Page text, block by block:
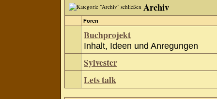
Archiv
Foren
Buchprojekt
Inhalt, Ideen und Anregungen
Sylvester
Lets talk